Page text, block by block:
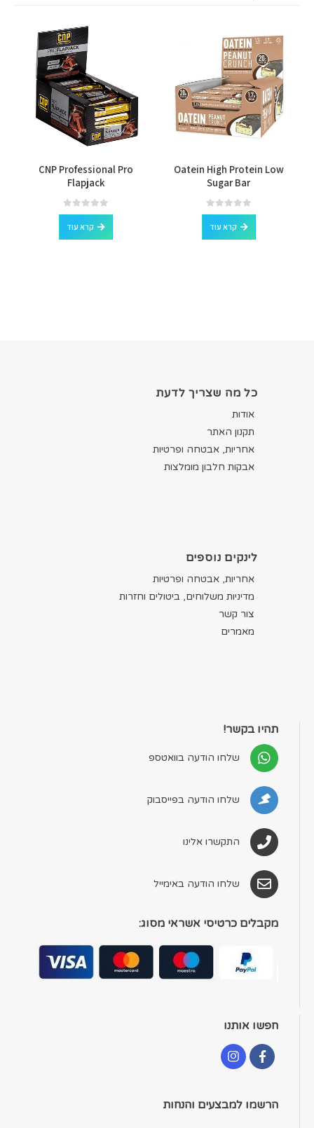
Oatein High Protein Low
Sugar Bar
0
out of 5
קרא עוד
CNP Professional Pro
Flapjack
0
out of 5
קרא עוד
כל מה שצריך לדעת
אודות
תקנון האתר
אחריות, אבטחה ופרטיות
אבקות חלבון מומלצות
לינקים נוספים
אחריות, אבטחה ופרטיות
מדיניות משלוחים, ביטולים וחזרות
צור קשר
מאמרים
תהיו בקשר!
שלחו הודעה בוואטספ
שלחו הודעה בפייסבוק
התקשרו אלינו
שלחו הודעה באימייל
מקבלים כרטיסי אשראי מסוג:
חפשו אותנו
הרשמו למבצעים והנחות